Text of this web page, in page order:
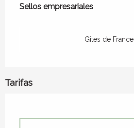
Sellos empresariales
Sellos empresariales
Gîtes de France
Tarifas